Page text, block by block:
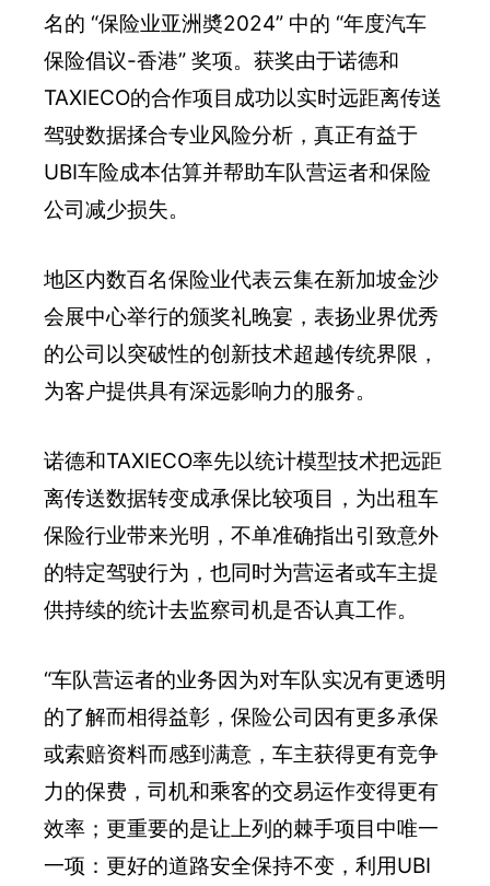
名的 “保险业亚洲奬2024” 中的 “年度汽车
保险倡议-香港” 奖项。获奖由于诺德和
TAXIECO的合作项目成功以实时远距离传送
驾驶数据揉合专业风险分析，真正有益于
UBI车险成本估算并帮助车队营运者和保险
公司减少损失。
地区内数百名保险业代表云集在新加坡金沙
会展中心举行的颁奖礼晚宴，表扬业界优秀
的公司以突破性的创新技术超越传统界限，
为客户提供具有深远影响力的服务。
诺德和TAXIECO率先以统计模型技术把远距
离传送数据转变成承保比较项目，为出租车
保险行业带来光明，不单准确指出引致意外
的特定驾驶行为，也同时为营运者或车主提
供持续的统计去监察司机是否认真工作。
“车队营运者的业务因为对车队实况有更透明
的了解而相得益彰，保险公司因有更多承保
或索赔资料而感到满意，车主获得更有竞争
力的保费，司机和乘客的交易运作变得更有
效率；更重要的是让上列的棘手项目中唯一
一项：更好的道路安全保持不变，利用UBI